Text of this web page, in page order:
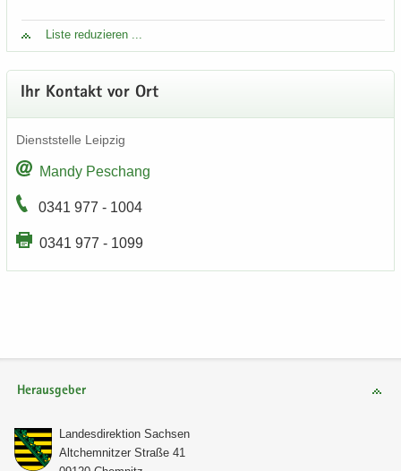
Liste re­du­zie­ren ...
Ihr Kon­takt vor Ort
Dienst­stel­le Leip­zig
Mandy Peschang
0341 977 - 1004
0341 977 - 1099
Herausgeber
Lan­des­di­rek­ti­on Sach­sen
Alt­chem­nit­zer Stra­ße 41